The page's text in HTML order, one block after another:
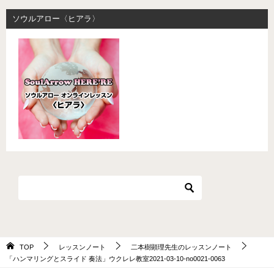
ソウルアロー〈ヒアラ〉
TOP レッスンノート
二本樹顕理先生のレッスンノート
「ハンマリングとスライド 奏法」ウクレレ教室2021-03-10-no0021-0063